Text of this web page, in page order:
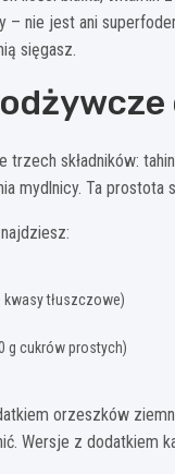
– nie jest ani
sięgasz.
trzech składników:
mydlnicy. Ta prostota
tłuszczowe)
g cukrów prostych)
orzeszków
Wersje z dodatkiem